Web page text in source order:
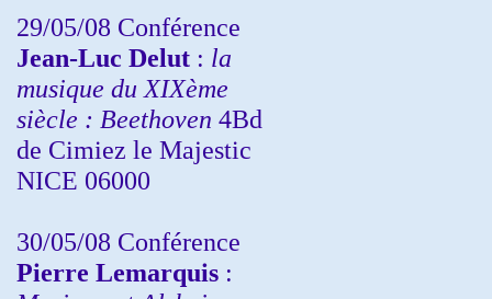
29/05/08 Conférence
Jean-Luc Delut : la
musique du XIXème
siècle : Beethoven 4Bd
de Cimiez le Majestic
NICE 06000
30/05/08 Conférence
Pierre Lemarquis :